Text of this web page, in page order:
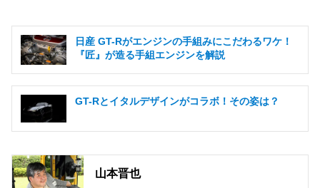
日産 GT-Rがエンジンの手組みにこだわるワケ！
『匠』が造る手組エンジンを解説
GT-Rとイタルデザインがコラボ！その姿は？
山本晋也